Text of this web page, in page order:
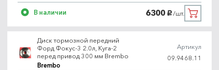
В наличии 6300 руб./шт.
Диск тормозной передний
Форд Фокус-3 2.0л, Куга-2
перед привод 300 мм Brembo
Brembo
Артикул
09.9468.11